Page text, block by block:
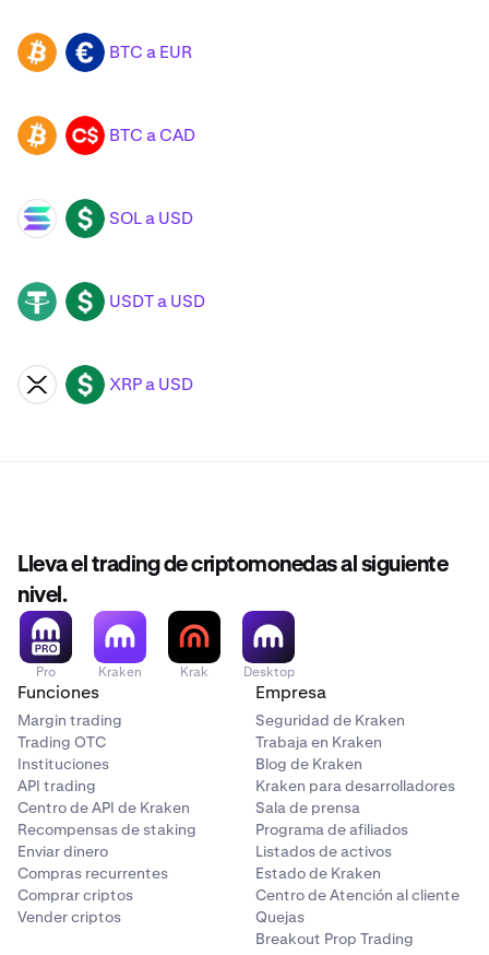
BTC EUR BTC a EUR
BTC CAD BTC a CAD
SOL USD SOL a USD
USDT USD USDT a USD
XRP USD XRP a USD
Lleva el trading de criptomonedas al siguiente
nivel.
Pro Kraken Krak Desktop
Funciones
Margin trading
Trading OTC
Instituciones
API trading
Centro de API de Kraken
Recompensas de staking
Enviar dinero
Compras recurrentes
Comprar criptos
Vender criptos
Empresa
Seguridad de Kraken
Trabaja en Kraken
Blog de Kraken
Kraken para desarrolladores
Sala de prensa
Programa de afiliados
Listados de activos
Estado de Kraken
Centro de Atención al cliente
Quejas
Breakout Prop Trading